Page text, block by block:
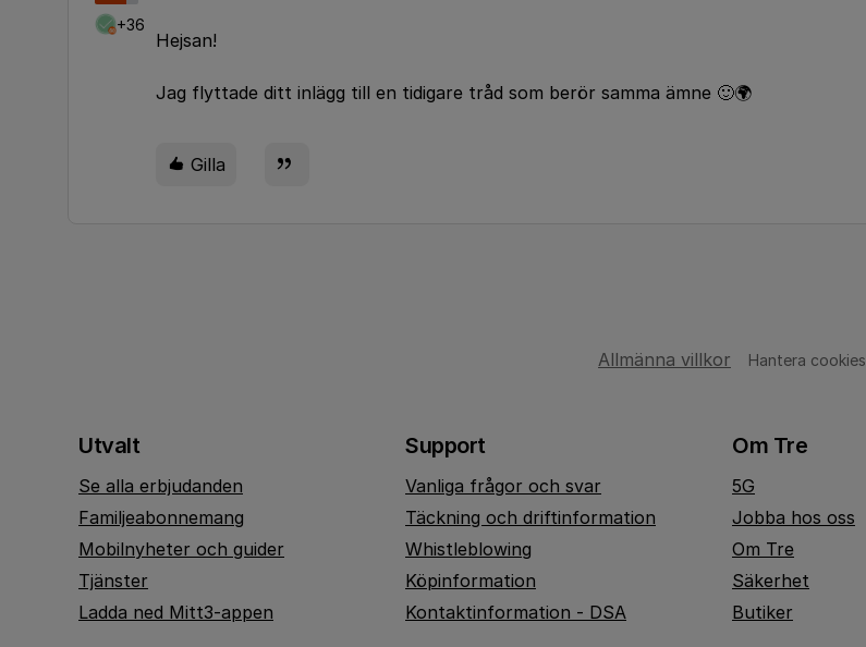
+36
Hejsan!
Jag flyttade ditt inlägg till en tidigare tråd som berör samma ämne 🙂🌍
Gilla
Allmänna villkor Hantera cookies
Utvalt
Se alla erbjudanden
Familjeabonnemang
Mobilnyheter och guider
Tjänster
Ladda ned Mitt3-appen
Support
Vanliga frågor och svar
Täckning och driftinformation
Whistleblowing
Köpinformation
Kontaktinformation - DSA
Om Tre
5G
Jobba hos oss
Om Tre
Säkerhet
Butiker